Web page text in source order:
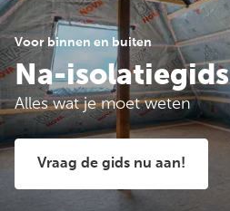
Voor binnen en buiten
Na-isolatiegids
Alles wat je moet weten
Vraag de gids nu aan!